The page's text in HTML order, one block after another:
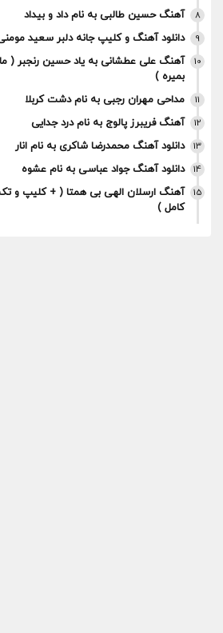
8 آهنگ حسین طالبی به نام داد و بیداد
9 دانلود آهنگ و کلیپ جانه دلبر سعید
10
آهنگ علی عطشانی به یاد حسین رنجبر (
بمیره )
11 مداحی مهران رجبی به نام دشت کربلا
12 آهنگ فریبرز پالوج به نام درد جدایی
13 دانلود آهنگ محمدرضا شاکری به نام انار
14 دانلود آهنگ جواد عباسی به نام عشوه
15
آهنگ ارسلان الهی بی همتا ( + کلیپ و
کامل )